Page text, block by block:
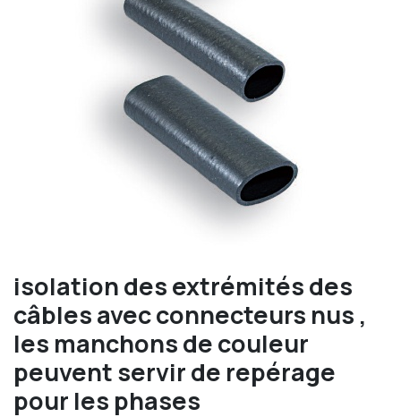
isolation des extrémités des
câbles avec connecteurs nus ,
les manchons de couleur
peuvent servir de repérage
pour les phases